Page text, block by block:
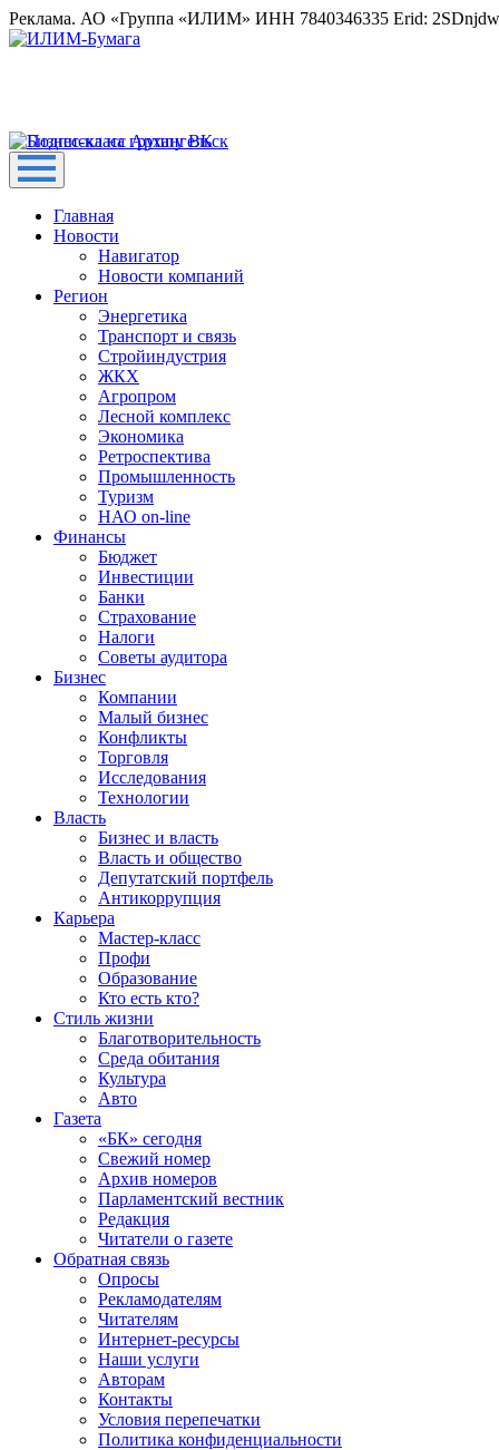
Реклама. АО «Группа «ИЛИМ» ИНН 7840346335 Erid:
Главная
Новости
Навигатор
Новости компаний
Регион
Энергетика
Транспорт и связь
Стройиндустрия
ЖКХ
Агропром
Лесной комплекс
Экономика
Ретроспектива
Промышленность
Туризм
НАО on-line
Финансы
Бюджет
Инвестиции
Банки
Страхование
Налоги
Советы аудитора
Бизнес
Компании
Малый бизнес
Конфликты
Торговля
Исследования
Технологии
Власть
Бизнес и власть
Власть и общество
Депутатский портфель
Антикоррупция
Карьера
Мастер-класс
Профи
Образование
Кто есть кто?
Стиль жизни
Благотворительность
Среда обитания
Культура
Авто
Газета
«БК» сегодня
Свежий номер
Архив номеров
Парламентский вестник
Редакция
Читатели о газете
Обратная связь
Опросы
Рекламодателям
Читателям
Интернет-ресурсы
Наши услуги
Авторам
Контакты
Условия перепечатки
Политика конфиденциальности